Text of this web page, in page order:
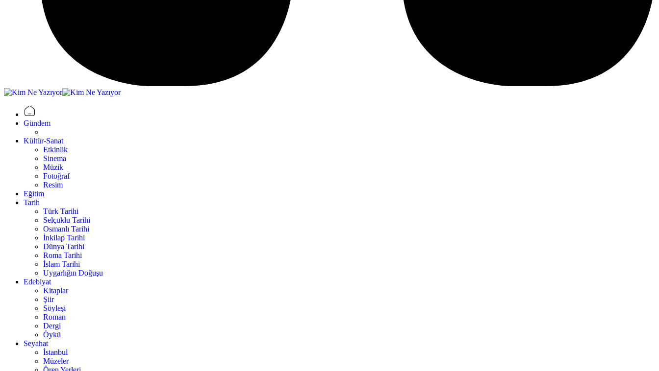
Gündem
Kültür-Sanat
Etkinlik
Sinema
Müzik
Fotoğraf
Resim
Eğitim
Tarih
Türk Tarihi
Selçuklu Tarihi
Osmanlı Tarihi
İnkilap Tarihi
Dünya Tarihi
Roma Tarihi
İslam Tarihi
Uygarlığın Doğuşu
Edebiyat
Kitaplar
Şiir
Söyleşi
Roman
Dergi
Öykü
Seyahat
İstanbul
Müzeler